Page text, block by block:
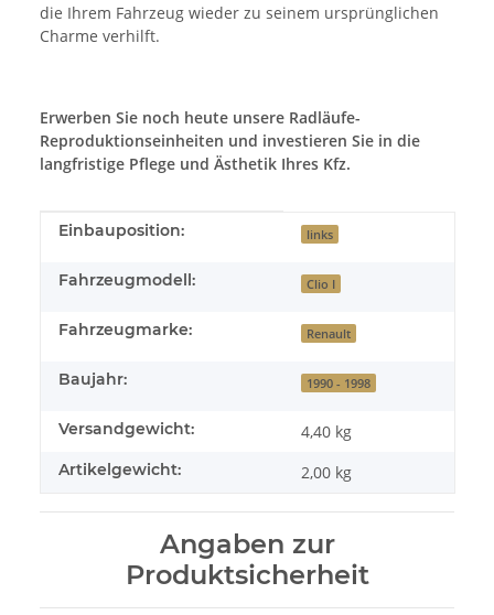
die Ihrem Fahrzeug wieder zu seinem ursprünglichen
Charme verhilft.
Erwerben Sie noch heute unsere Radläufe-
Reproduktionseinheiten und investieren Sie in die
langfristige Pflege und Ästhetik Ihres Kfz.
Produkteigenschaft
Wert
Einbauposition: links
Fahrzeugmodell: Clio I
Fahrzeugmarke: Renault
Baujahr: 1990 - 1998
Versandgewicht: 4,40 kg
Artikelgewicht: 2,00 kg
Angaben zur
Produktsicherheit